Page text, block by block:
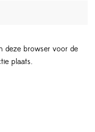
deze browser voor de
plaats.